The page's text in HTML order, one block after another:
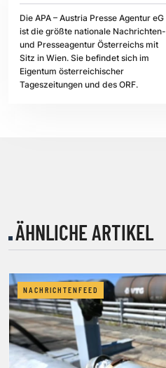
Die APA – Austria Presse Agentur eG
ist die größte nationale Nachrichten-
und Presseagentur Österreichs mit
Sitz in Wien. Sie befindet sich im
Eigentum österreichischer
Tageszeitungen und des ORF.
ÄHNLICHE ARTIKEL
NACHRICHTENFEED